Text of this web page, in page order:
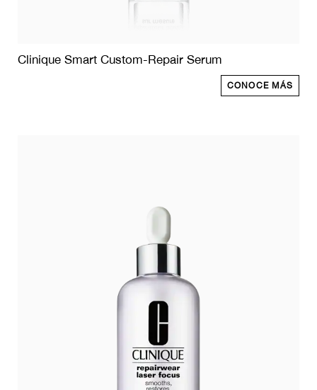
Clinique Smart Custom-Repair Serum
CONOCE MÁS